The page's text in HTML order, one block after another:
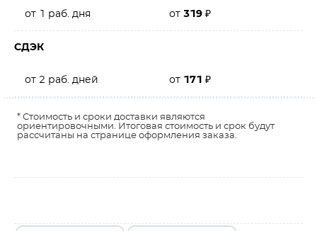
от 1 раб. дня от 319 ₽
СДЭК
от 2 раб. дней от 171 ₽
* Стоимость и сроки доставки являются
ориентировочными. Итоговая стоимость и срок будут
рассчитаны на странице оформления заказа.